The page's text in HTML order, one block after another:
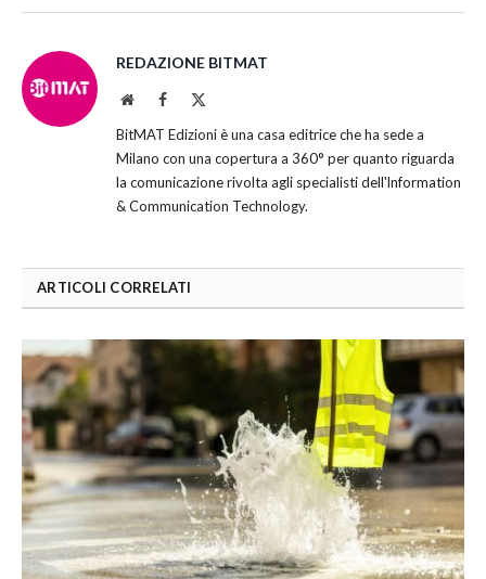
REDAZIONE BITMAT
WebsiteFacebook
BitMAT Edizioni è una casa editrice che ha sede a
Milano con una copertura a 360° per quanto riguarda
la comunicazione rivolta agli specialisti dell'lnformation
& Communication Technology.
ARTICOLI CORRELATI